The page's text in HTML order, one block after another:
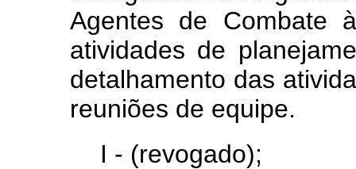
Agentes de Combate
atividades de
detalhamento das
reuniões de equipe.
I - (revogado);